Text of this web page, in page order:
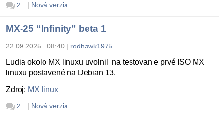
2 | Nová verzia
MX-25 “Infinity” beta 1
22.09.2025 | 08:40 | redhawk1975
Ludia okolo MX linuxu uvolnili na testovanie prvé ISO MX
linuxu postavené na Debian 13.
Zdroj: MX linux
2 | Nová verzia